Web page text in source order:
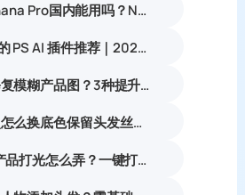
NanoBanana Pro国内能用吗？Nano banana使用教程
国内能用的 PS AI 插件推荐｜2026 4款AI插件最新实测
PS怎么修复模糊产品图？3种提升清晰度技巧
PS证件照怎么换底色保留头发丝细节？3步解决抠图白边杂边完整教程
PS人像/产品打光怎么弄？一键打造高级自然光影